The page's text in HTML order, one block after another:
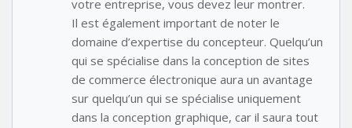
votre entreprise, vous devez leur montrer.
Il est également important de noter le
domaine d’expertise du concepteur. Quelqu’un
qui se spécialise dans la conception de sites
de commerce électronique aura un avantage
sur quelqu’un qui se spécialise uniquement
dans la conception graphique, car il saura tout